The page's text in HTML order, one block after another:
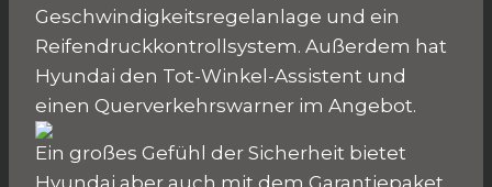
Geschwindigkeitsregelanlage und ein
Reifendruckkontrollsystem. Außerdem hat
Hyundai den Tot-Winkel-Assistent und
einen Querverkehrswarner im Angebot.
Ein großes Gefühl der Sicherheit bietet